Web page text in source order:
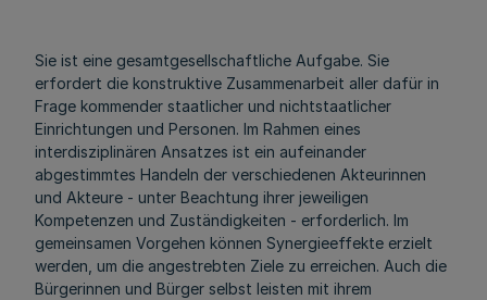
Sie ist eine gesamtgesellschaftliche Aufgabe. Sie
erfordert die konstruktive Zusammenarbeit aller dafür in
Frage kommender staatlicher und nichtstaatlicher
Einrichtungen und Personen. Im Rahmen eines
interdisziplinären Ansatzes ist ein aufeinander
abgestimmtes Handeln der verschiedenen Akteurinnen
und Akteure - unter Beachtung ihrer jeweiligen
Kompetenzen und Zuständigkeiten - erforderlich. Im
gemeinsamen Vorgehen können Synergieeffekte erzielt
werden, um die angestrebten Ziele zu erreichen. Auch die
Bürgerinnen und Bürger selbst leisten mit ihrem